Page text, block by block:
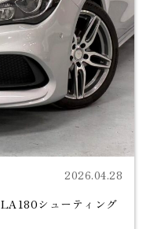
2026.04.28
シューティング